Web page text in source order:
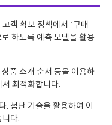
객 확보 정책에서 ‘구매
하도록 예측 모델을 활용
품 소개 순서 등을 이용하
최적화합니다.
. 첨단 기술을 활용하여 이
니다.